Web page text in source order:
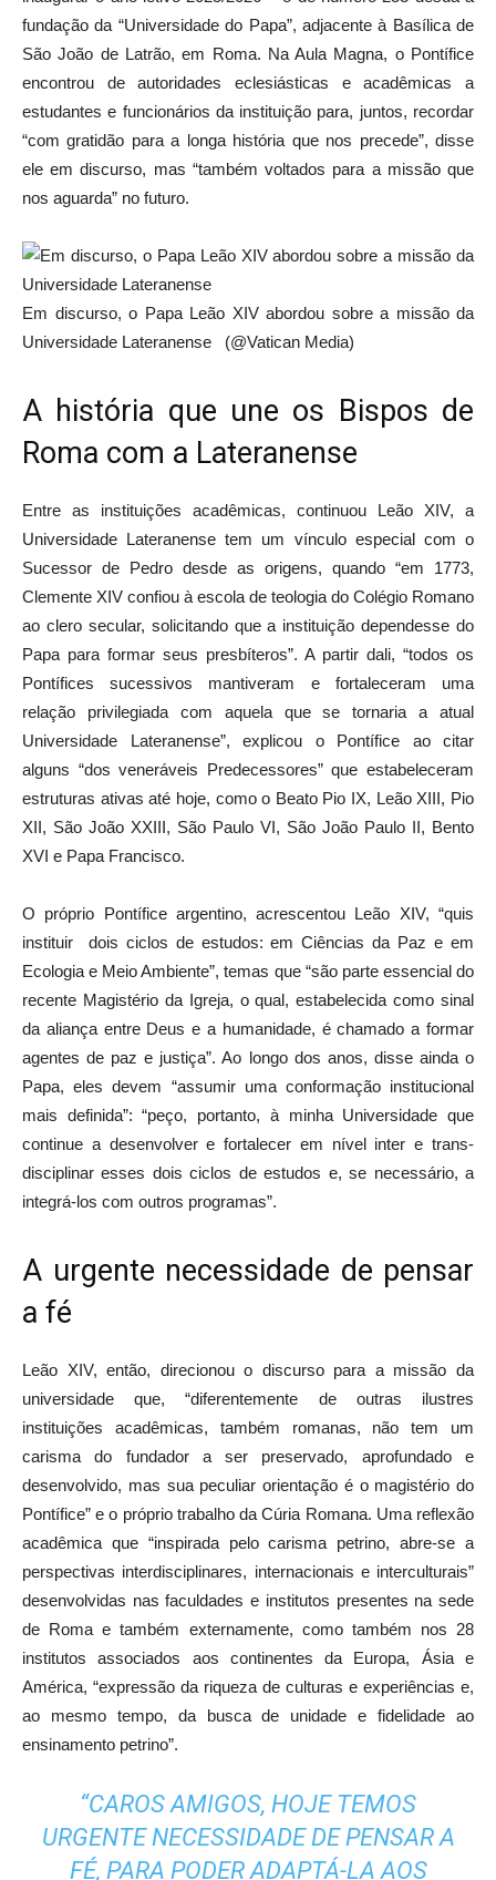
fundação da “Universidade do Papa”, adjacente à Basílica de
São João de Latrão, em Roma. Na Aula Magna, o Pontífice
encontrou de autoridades eclesiásticas e acadêmicas a
estudantes e funcionários da instituição para, juntos, recordar
“com gratidão para a longa história que nos precede”, disse
ele em discurso, mas “também voltados para a missão que
nos aguarda” no futuro.
Em discurso, o Papa Leão XIV abordou sobre a missão da
Universidade Lateranense (@Vatican Media)
A história que une os Bispos de
Roma com a Lateranense
Entre as instituições acadêmicas, continuou Leão XIV, a
Universidade Lateranense tem um vínculo especial com o
Sucessor de Pedro desde as origens, quando “em 1773,
Clemente XIV confiou à escola de teologia do Colégio Romano
ao clero secular, solicitando que a instituição dependesse do
Papa para formar seus presbíteros”. A partir dali, “todos os
Pontífices sucessivos mantiveram e fortaleceram uma
relação privilegiada com aquela que se tornaria a atual
Universidade Lateranense”, explicou o Pontífice ao citar
alguns “dos veneráveis Predecessores” que estabeleceram
estruturas ativas até hoje, como o Beato Pio IX, Leão XIII, Pio
XII, São João XXIII, São Paulo VI, São João Paulo II, Bento
XVI e Papa Francisco.
O próprio Pontífice argentino, acrescentou Leão XIV, “quis
instituir dois ciclos de estudos: em Ciências da Paz e em
Ecologia e Meio Ambiente”, temas que “são parte essencial do
recente Magistério da Igreja, o qual, estabelecida como sinal
da aliança entre Deus e a humanidade, é chamado a formar
agentes de paz e justiça”. Ao longo dos anos, disse ainda o
Papa, eles devem “assumir uma conformação institucional
mais definida”: “peço, portanto, à minha Universidade que
continue a desenvolver e fortalecer em nível inter e trans-
disciplinar esses dois ciclos de estudos e, se necessário, a
integrá-los com outros programas”.
A urgente necessidade de pensar
a fé
Leão XIV, então, direcionou o discurso para a missão da
universidade que, “diferentemente de outras ilustres
instituições acadêmicas, também romanas, não tem um
carisma do fundador a ser preservado, aprofundado e
desenvolvido, mas sua peculiar orientação é o magistério do
Pontífice” e o próprio trabalho da Cúria Romana. Uma reflexão
acadêmica que “inspirada pelo carisma petrino, abre-se a
perspectivas interdisciplinares, internacionais e interculturais”
desenvolvidas nas faculdades e institutos presentes na sede
de Roma e também externamente, como também nos 28
institutos associados aos continentes da Europa, Ásia e
América, “expressão da riqueza de culturas e experiências e,
ao mesmo tempo, da busca de unidade e fidelidade ao
ensinamento petrino”.
“CAROS AMIGOS, HOJE TEMOS
URGENTE NECESSIDADE DE PENSAR A
FÉ, PARA PODER ADAPTÁ-LA AOS